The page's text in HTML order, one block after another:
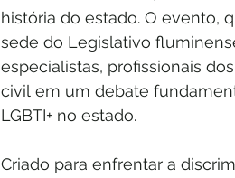
história do estado. O evento,
sede do Legislativo
especialistas, profissionais
civil em um debate
LGBTI+ no estado.
Criado para enfrentar a